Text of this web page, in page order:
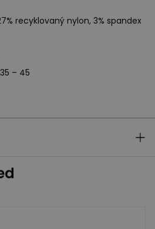
recyklovaný nylon, 3% spandex
– 45